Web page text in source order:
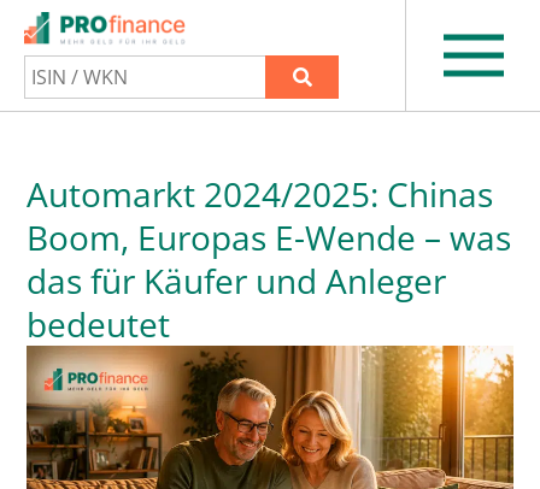
Automarkt 2024/2025: Chinas
Boom, Europas E-Wende – was
das für Käufer und Anleger
bedeutet